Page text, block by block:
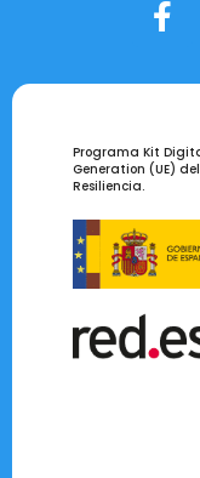
Programa Kit
Generation (UE)
Resiliencia.